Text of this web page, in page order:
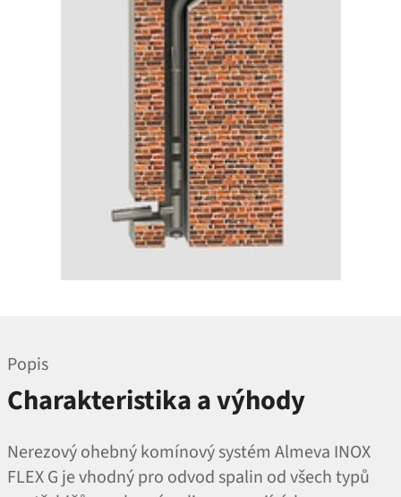
Popis
Charakteristika a výhody
Nerezový ohebný komínový systém Almeva INOX
FLEX G je vhodný pro odvod spalin od všech typů